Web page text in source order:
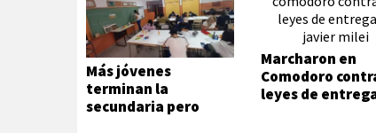
Más jóvenes
terminan la
secundaria pero
Marcharon en
Comodoro
leyes de